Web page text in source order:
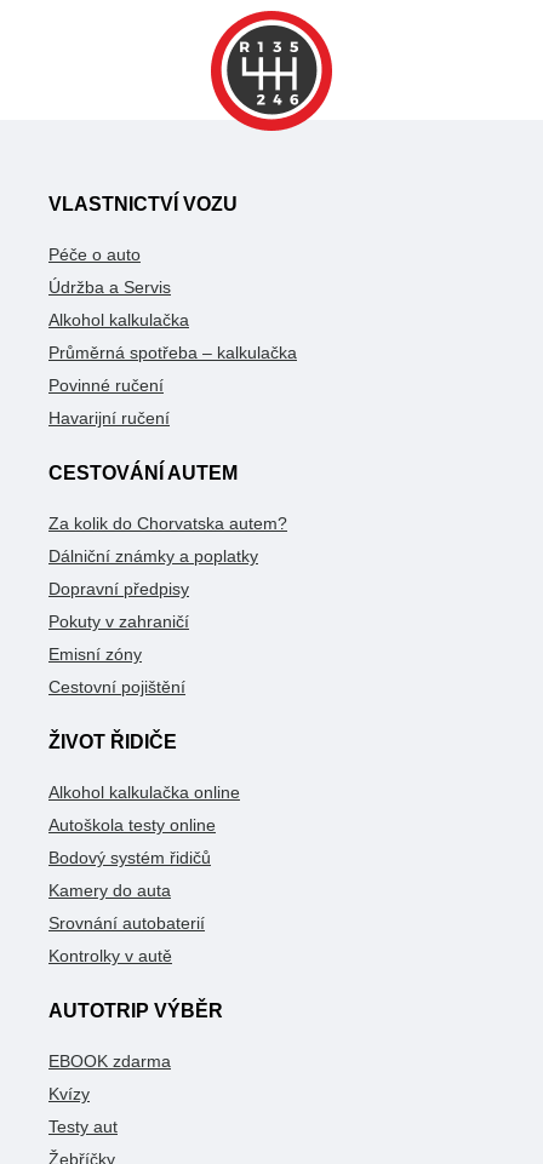
VLASTNICTVÍ VOZU
Péče o auto
Údržba a Servis
Alkohol kalkulačka
Průměrná spotřeba – kalkulačka
Povinné ručení
Havarijní ručení
CESTOVÁNÍ AUTEM
Za kolik do Chorvatska autem?
Dálniční známky a poplatky
Dopravní předpisy
Pokuty v zahraničí
Emisní zóny
Cestovní pojištění
ŽIVOT ŘIDIČE
Alkohol kalkulačka online
Autoškola testy online
Bodový systém řidičů
Kamery do auta
Srovnání autobaterií
Kontrolky v autě
AUTOTRIP VÝBĚR
EBOOK zdarma
Kvízy
Testy aut
Žebříčky